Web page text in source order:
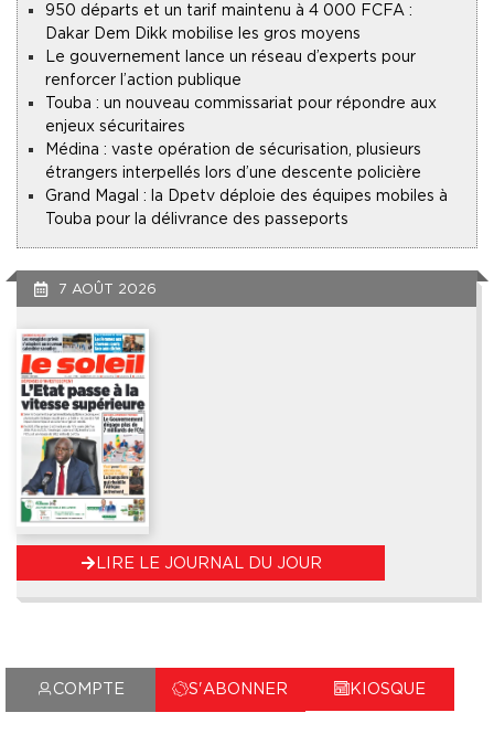
COMPTE S'ABONNER KIOSQUE
950 départs et un tarif maintenu à 4 000 FCFA :
Dakar Dem Dikk mobilise les gros moyens
Le gouvernement lance un réseau d’experts pour
renforcer l’action publique
Touba : un nouveau commissariat pour répondre aux
enjeux sécuritaires
Médina : vaste opération de sécurisation, plusieurs
étrangers interpellés lors d’une descente policière
Grand Magal : la Dpetv déploie des équipes mobiles à
Touba pour la délivrance des passeports
7 AOÛT 2026
LIRE LE JOURNAL DU JOUR
NE MANQUEZ RIEN!